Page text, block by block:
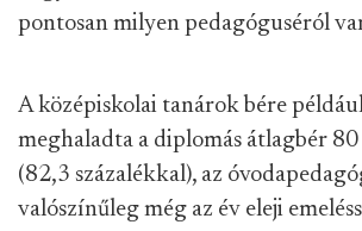
pontosan milyen pedagóguséról
A középiskolai tanárok bére
meghaladta a diplomás átlagbér 80
(82,3 százalékkal), az
valószínűleg még az év eleji